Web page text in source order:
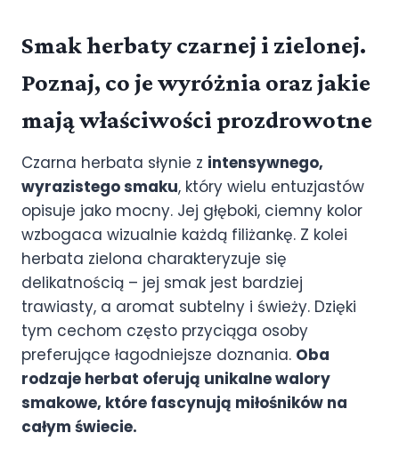
Smak herbaty czarnej i zielonej.
Poznaj, co je wyróżnia oraz jakie
mają właściwości prozdrowotne
Czarna herbata słynie z intensywnego,
wyrazistego smaku, który wielu entuzjastów
opisuje jako mocny. Jej głęboki, ciemny kolor
wzbogaca wizualnie każdą filiżankę. Z kolei
herbata zielona charakteryzuje się
delikatnością – jej smak jest bardziej
trawiasty, a aromat subtelny i świeży. Dzięki
tym cechom często przyciąga osoby
preferujące łagodniejsze doznania. Oba
rodzaje herbat oferują unikalne walory
smakowe, które fascynują miłośników na
całym świecie.